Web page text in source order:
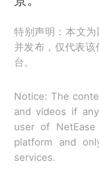
特别声明：本文为
并发布，仅代表
台。
Notice: The
and videos if
user of
platform and
services.